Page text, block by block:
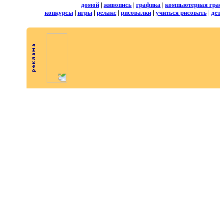
домой | живопись | графика | компьютерная
конкурсы| игры| релакс| рисовалки| учиться рисовать|